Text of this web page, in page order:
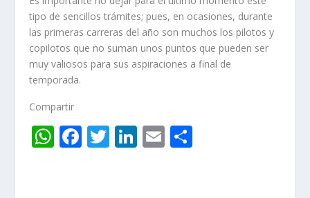
tipo de sencillos trámites; pues, en ocasiones, durante
las primeras carreras del año son muchos los pilotos y
copilotos que no suman unos puntos que pueden ser
muy valiosos para sus aspiraciones a final de
temporada.
Compartir
W F T Li E